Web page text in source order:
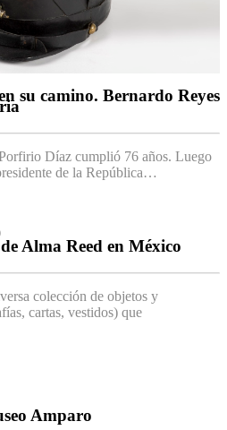
su camino. Bernardo Reyes
Díaz cumplió 76 años. Luego
de la República…
Alma Reed en México
colección de objetos y
cartas, vestidos) que
Amparo